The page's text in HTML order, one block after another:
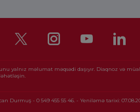
yalnız məlumat məqsədi daşıyır. Diaqnoz və
Durmuş - 0 549 455 55 46. - Yeniləmə tarixi: